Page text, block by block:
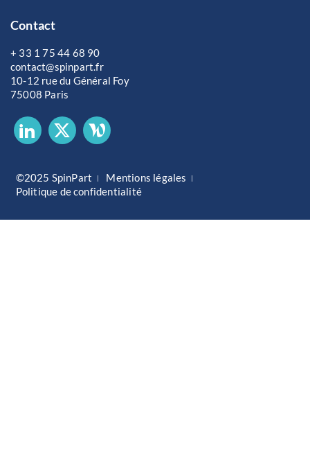
Contact
+ 33 1 75 44 68 90
contact@spinpart.fr
10-12 rue du Général Foy
75008 Paris
©2025 SpinPart
Mentions légales
Politique de confidentialité